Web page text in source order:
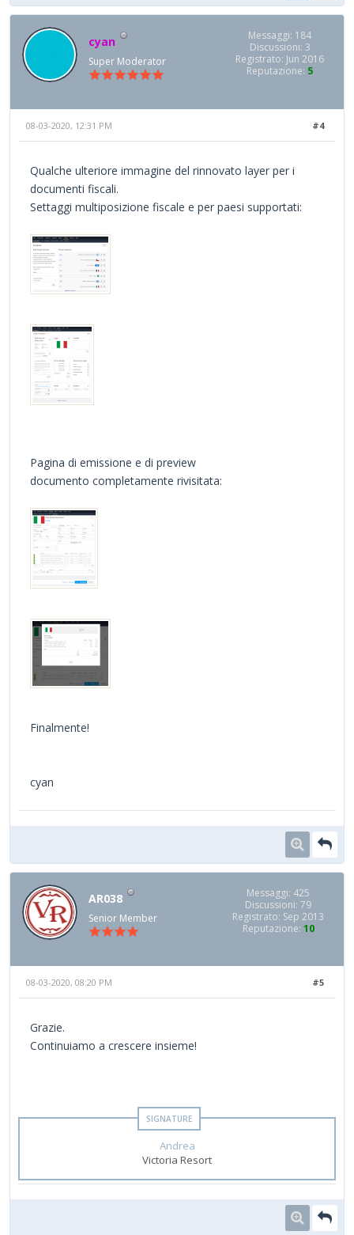
cyan
Super Moderator
Messaggi: 184
Discussioni: 3
Registrato: Jun 2016
Reputazione: 5
#4
08-03-2020, 12:31 PM
Qualche ulteriore immagine del rinnovato layer per i
documenti fiscali.
Settaggi multiposizione fiscale e per paesi supportati:
Pagina di emissione e di preview
documento completamente rivisitata:
Finalmente!
cyan
AR038
Senior Member
Messaggi: 425
Discussioni: 79
Registrato: Sep 2013
Reputazione: 10
#5
08-03-2020, 08:20 PM
Grazie.
Continuiamo a crescere insieme!
Andrea
Victoria Resort